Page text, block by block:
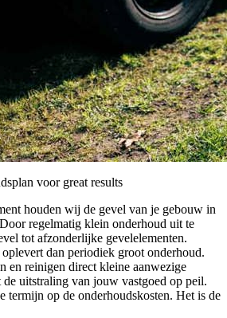
voor great results
houden wij de gevel van je gebouw in
regelmatig klein onderhoud uit te
tot afzonderlijke gevelelementen.
dan periodiek groot onderhoud.
en reinigen direct kleine aanwezige
uitstraling van jouw vastgoed op peil.
termijn op de onderhoudskosten. Het is de